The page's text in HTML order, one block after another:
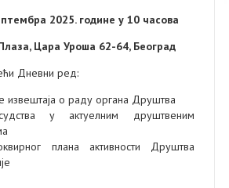
2025. године у 10 часова
Цара Уроша 62-64, Београд
Дневни ред:
о раду органа Друштва
у актуелним друштвеним
плана активности Друштва